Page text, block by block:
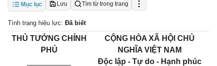
Mục lục Lưu Tìm từ trong trang
Tình trạng hiệu lực: Đã biết
THỦ TƯỚNG CHÍNH
PHỦ
CỘNG HÒA XÃ HỘI CHỦ
NGHĨA VIỆT NAM
Độc lập - Tự do - Hạnh phúc